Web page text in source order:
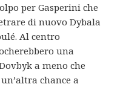
per Gasperini che
di nuovo Dybala
Al centro
una
a meno che
chance a